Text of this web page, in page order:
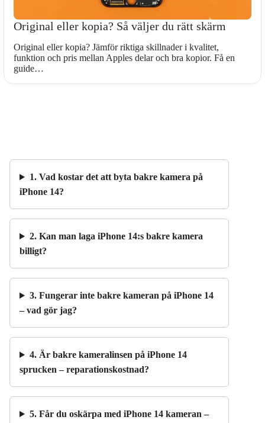
Original eller kopia? Så väljer du rätt skärm
Original eller kopia? Jämför riktiga skillnader i kvalitet,
funktion och pris mellan Apples delar och bra kopior. Få en
guide…
1. Vad kostar det att byta bakre kamera på
iPhone 14?
2. Kan man laga iPhone 14:s bakre kamera
billigt?
3. Fungerar inte bakre kameran på iPhone 14
– vad gör jag?
4. Är bakre kameralinsen på iPhone 14
sprucken – reparationskostnad?
5. Får du oskärpa med iPhone 14 kameran –